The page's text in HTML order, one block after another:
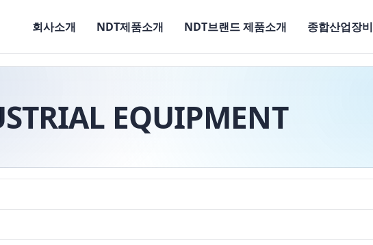
회사소개 NDT제품소개 NDT브랜드 제품소개 종합산업장비
EQUIPMENT